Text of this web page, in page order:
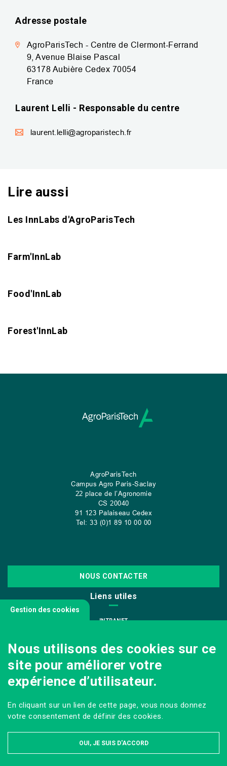
Adresse postale
AgroParisTech - Centre de Clermont-Ferrand
9, Avenue Blaise Pascal
63178 Aubière Cedex 70054
France
Laurent Lelli - Responsable du centre
laurent.lelli@agroparistech.fr
Lire aussi
Les InnLabs d'AgroParisTech
Farm'InnLab
Food'InnLab
Forest'InnLab
AgroParisTech
Campus Agro Paris-Saclay
22 place de l’Agronomie
CS 20040
91 123 Palaiseau Cedex
Tel: 33 (0)1 89 10 00 00
NOUS CONTACTER
Liens utiles
INTRANET
INFODOC
PÔLE IMAGE
PRESSE
Sur les réseaux
Gestion des cookies
Nous utilisons des cookies sur ce
site pour améliorer votre
expérience d’utilisateur.
En cliquant sur un lien de cette page, vous nous donnez
votre consentement de définir des cookies.
OUI, JE SUIS D'ACCORD